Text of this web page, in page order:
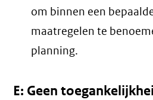
om binnen een
maatregelen te
planning.
E: Geen